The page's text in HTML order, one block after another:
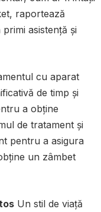
raportează
asistență și
cu aparat
de timp și
a obține
de tratament și
pentru a asigura
un zâmbet
Un stil de viață